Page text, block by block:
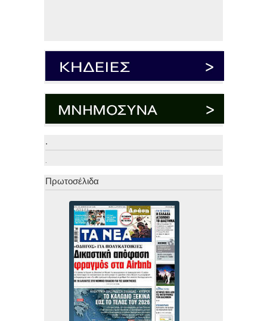
.
.
Πρωτοσέλιδα